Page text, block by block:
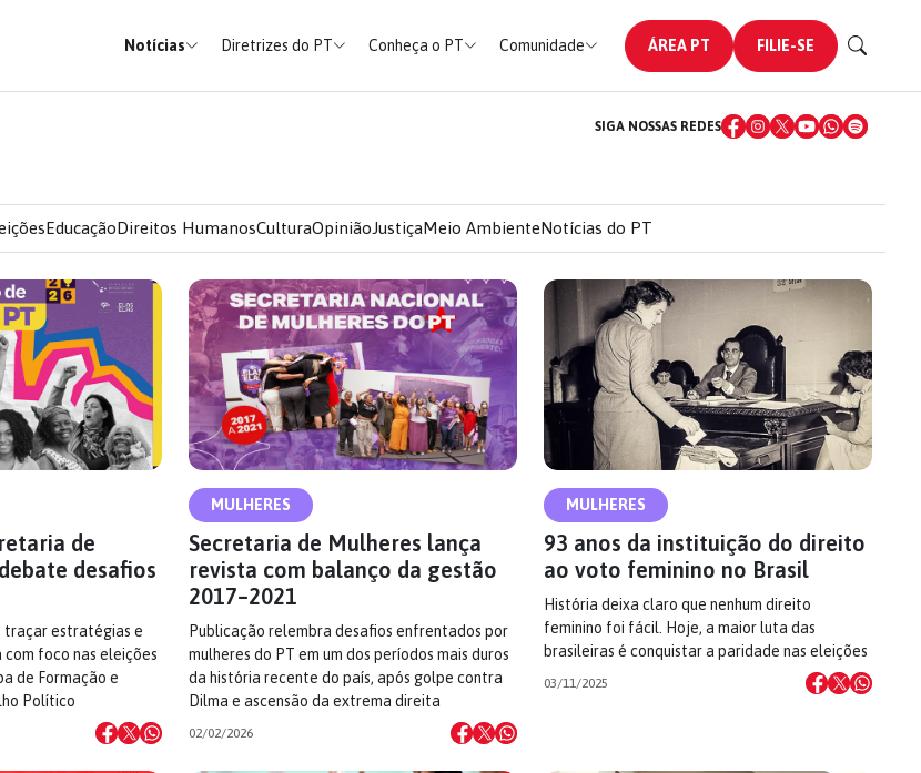
Notícias Diretrizes do PT Conheça o PT Comunidade ÁREA PT FILIE-SE
SIGA NOSSAS REDES
EducaçãoDireitos HumanosCulturaOpiniãoJustiçaMeio AmbienteNotícias do PT
de
desafios
traçar estratégias e
foco nas eleições
de Formação e
Político
MULHERES
Secretaria de Mulheres lança
revista com balanço da gestão
2017–2021
Publicação relembra desafios enfrentados por
mulheres do PT em um dos períodos mais duros
da história recente do país, após golpe contra
Dilma e ascensão da extrema direita
02/02/2026
MULHERES
93 anos da instituição do direito
ao voto feminino no Brasil
História deixa claro que nenhum direito
feminino foi fácil. Hoje, a maior luta das
brasileiras é conquistar a paridade nas eleições
03/11/2025